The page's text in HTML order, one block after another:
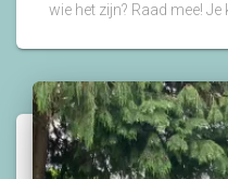
wie het zijn? Raad mee! Je